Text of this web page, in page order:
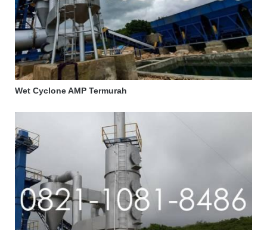
Wet Cyclone AMP Termurah